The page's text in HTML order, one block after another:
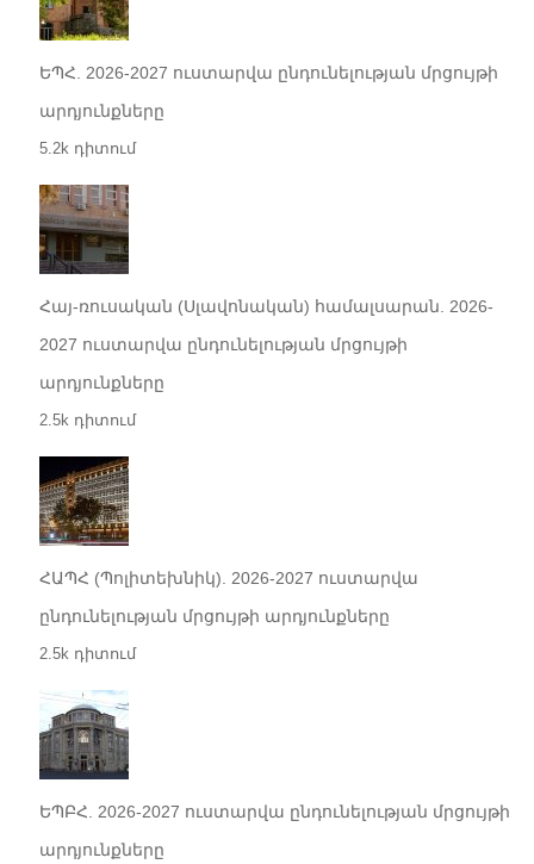
ԵՊՀ. 2026-2027 ուստարվա ընդունելության մրցույթի
արդյունքները
5.2k դիտում
Հայ-ռուսական (Սլավոնական) համալսարան. 2026-
2027 ուստարվա ընդունելության մրցույթի
արդյունքները
2.5k դիտում
ՀԱՊՀ (Պոլիտեխնիկ). 2026-2027 ուստարվա
ընդունելության մրցույթի արդյունքները
2.5k դիտում
ԵՊԲՀ. 2026-2027 ուստարվա ընդունելության մրցույթի
արդյունքները